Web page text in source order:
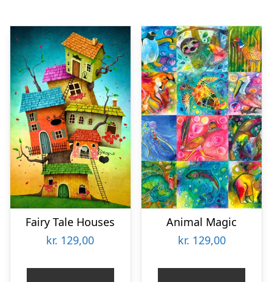
Fairy Tale Houses
kr. 129,00
Animal Magic
kr. 129,00